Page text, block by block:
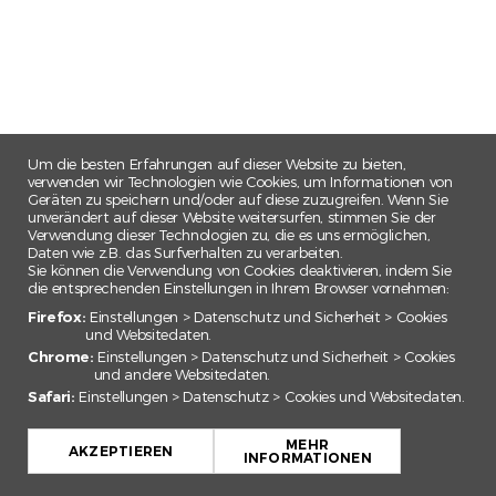
+
Um die besten Erfahrungen auf dieser Website zu bieten,
verwenden wir Technologien wie Cookies, um Informationen von
Geräten zu speichern und/oder auf diese zuzugreifen. Wenn Sie
unverändert auf dieser Website weitersurfen, stimmen Sie der
Verwendung dieser Technologien zu, die es uns ermöglichen,
Daten wie z.B. das Surfverhalten zu verarbeiten.
Sie können die Verwendung von Cookies deaktivieren, indem Sie
die entsprechenden Einstellungen in Ihrem Browser vornehmen:
Firefox: Einstellungen > Datenschutz und Sicherheit > Cookies
und Websitedaten.
Chrome: Einstellungen > Datenschutz und Sicherheit > Cookies
und andere Websitedaten.
Safari: Einstellungen > Datenschutz > Cookies und Websitedaten.
AKZEPTIEREN MEHR
INFORMATIONEN